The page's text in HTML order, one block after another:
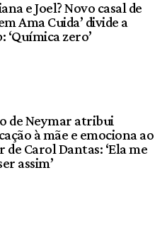
e Joel? Novo casal de
Ama Cuida’ divide a
‘Química zero’
de Neymar atribui
à mãe e emociona ao
de Carol Dantas: ‘Ela me
assim’